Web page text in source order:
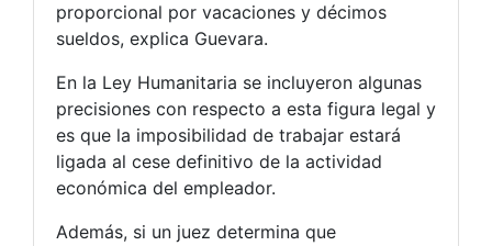
proporcional por vacaciones y décimos
sueldos, explica Guevara.
En la Ley Humanitaria se incluyeron algunas
precisiones con respecto a esta figura legal y
es que la imposibilidad de trabajar estará
ligada al cese definitivo de la actividad
económica del empleador.
Además, si un juez determina que